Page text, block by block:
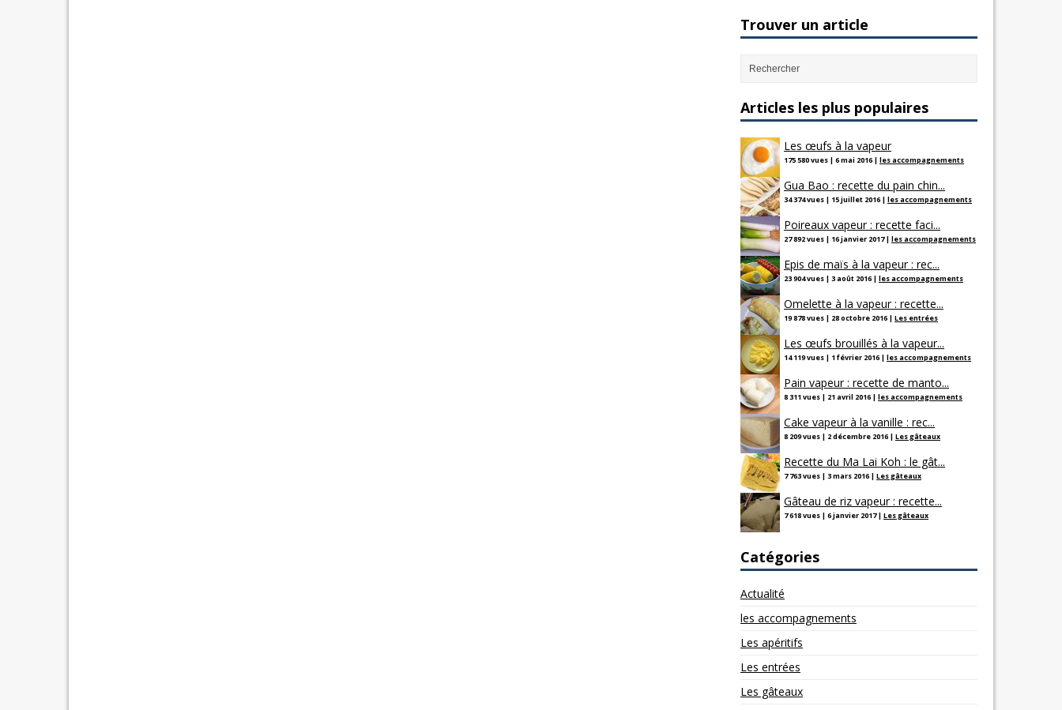
Trouver un article
Articles les plus populaires
Les œufs à la vapeur
175 580 vues | 6 mai 2016 | les accompagnements
Gua Bao : recette du pain chin...
34 374 vues | 15 juillet 2016 | les accompagnements
Poireaux vapeur : recette faci...
27 892 vues | 16 janvier 2017| les accompagnements
Epis de maïs à la vapeur : rec...
23 904 vues | 3 août 2016 | les accompagnements
Omelette à la vapeur : recette...
19 878 vues | 28 octobre 2016 | Les entrées
Les œufs brouillés à la vapeur...
14 119 vues | 1 février 2016 | les accompagnements
Pain vapeur : recette de manto...
8 311 vues | 21 avril 2016 | les accompagnements
Cake vapeur à la vanille : rec...
8 209 vues | 2 décembre 2016 | Les gâteaux
Recette du Ma Lai Koh : le gât...
7 763 vues | 3 mars 2016 | Les gâteaux
Gâteau de riz vapeur : recette...
7 618 vues | 6 janvier 2017| Les gâteaux
Catégories
Actualité
les accompagnements
Les apéritifs
Les entrées
Les gâteaux